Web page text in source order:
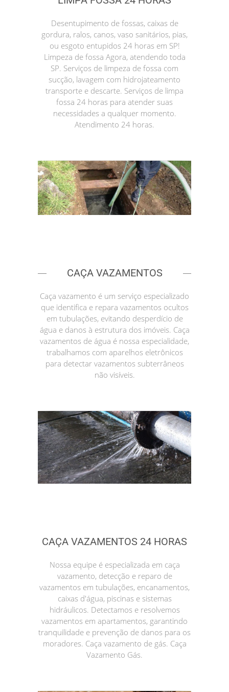
Desentupimento de fossas, caixas de
gordura, ralos, canos, vaso sanitários, pias,
ou esgoto entupidos 24 horas em SP!
Limpeza de fossa Agora, atendendo toda
SP. Serviços de limpeza de fossa com
sucção, lavagem com hidrojateamento
transporte e descarte. Serviços de limpa
fossa 24 horas para atender suas
necessidades a qualquer momento.
Atendimento 24 horas.
CAÇA VAZAMENTOS
Caça vazamento é um serviço especializado
que identifica e repara vazamentos ocultos
em tubulações, evitando desperdício de
água e danos à estrutura dos imóveis. Caça
vazamentos de água é nossa especialidade,
trabalhamos com aparelhos eletrônicos
para detectar vazamentos subterrâneos
não visíveis.
CAÇA VAZAMENTOS 24 HORAS
Nossa equipe é especializada em caça
vazamento, detecção e reparo de
vazamentos em tubulações, encanamentos,
caixas d'água, piscinas e sistemas
hidráulicos. Detectamos e resolvemos
vazamentos em apartamentos, garantindo
tranquilidade e prevenção de danos para os
moradores. Caça vazamento de gás. Caça
Vazamento Gás.